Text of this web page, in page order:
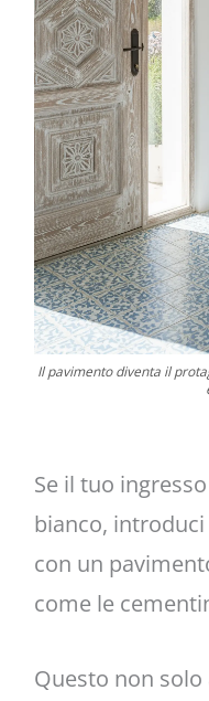
Il pavimento diventa il
Se il tuo
bianco,
con un
come le
Questo non